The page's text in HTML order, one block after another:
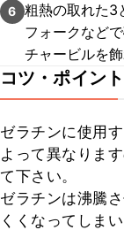
6 粗熱の取れた3
フォークなど
チャービルを飾
コツ・ポイント
ゼラチンに使用
よって異なりま
て下さい。
ゼラチンは沸騰
くくなってしま